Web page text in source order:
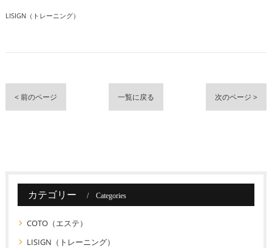
LISIGN（トレーニング）
< 前のページ 一覧に戻る 次のページ >
カテゴリー Categories
COTO（エステ）
LISIGN（トレーニング）